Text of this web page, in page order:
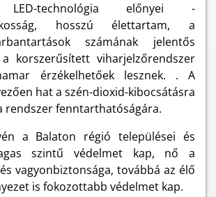
technológia előnyei -
hosszú élettartam, a
számának jelentős
korszerűsített viharjelzőrendszer
érzékelhetőek lesznek. . A
hat a szén-dioxid-kibocsátásra
rendszer fenntarthatóságára.
a Balaton régió települései és
szintű védelmet kap, nő a
vagyonbiztonsága, továbbá az élő
is fokozottabb védelmet kap.